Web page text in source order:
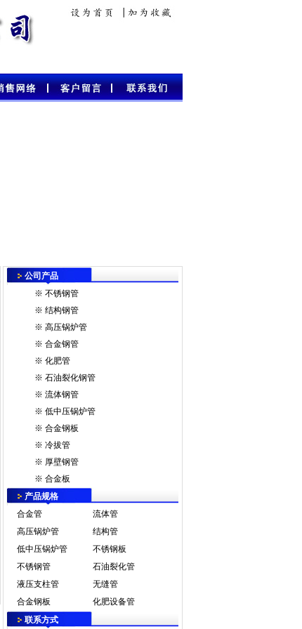
公司产品
※ 不锈钢管
※ 结构钢管
※ 高压锅炉管
※ 合金钢管
※ 化肥管
※ 石油裂化钢管
※ 流体钢管
※ 低中压锅炉管
※ 合金钢板
※ 冷拔管
※ 厚壁钢管
※ 合金板
产品规格
合金管
高压锅炉管
低中压锅炉管
不锈钢管
液压支柱管
合金钢板
流体管
结构管
不锈钢板
石油裂化管
无缝管
化肥设备管
联系方式